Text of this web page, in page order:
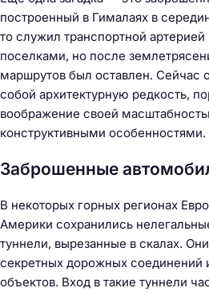
построенный в Гималаях в
то служил транспортной
поселками, но после
маршрутов был оставлен. Сейчас
собой архитектурную редкость,
воображение своей
конструктивными особенностями.
Заброшенные
В некоторых горных регионах
Америки сохранились
туннели, вырезанные в скалах.
секретных дорожных соединений
объектов. Вход в такие туннели
Н
й
и
: